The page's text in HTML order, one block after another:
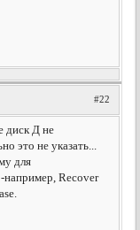
#22
диск Д не
это не указать...
для
например, Recover